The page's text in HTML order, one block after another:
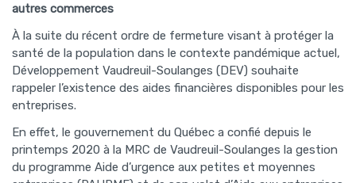
autres commerces
À la suite du récent ordre de fermeture visant à protéger la
santé de la population dans le contexte pandémique actuel,
Développement Vaudreuil-Soulanges (DEV) souhaite
rappeler l’existence des aides financières disponibles pour les
entreprises.
En effet, le gouvernement du Québec a confié depuis le
printemps 2020 à la MRC de Vaudreuil-Soulanges la gestion
du programme Aide d’urgence aux petites et moyennes